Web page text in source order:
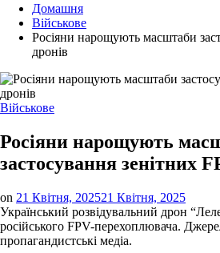
Домашня
Військове
Росіяни нарощують масштаби
дронів
Опублікувати
Військове
Росіяни нарощують
застосування зенітних
on 21 Квітня, 202521 Квітня, 2025
Український розвідувальний дрон
російського FPV-перехоплювача.
пропагандистські медіа.